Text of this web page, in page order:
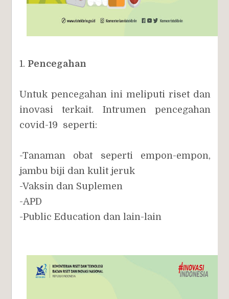
1. Pencegahan
Untuk pencegahan ini meliputi riset dan
inovasi terkait. Intrumen pencegahan
covid-19 seperti:
-Tanaman obat seperti empon-empon,
jambu biji dan kulit jeruk
-Vaksin dan Suplemen
-APD
-Public Education dan lain-lain